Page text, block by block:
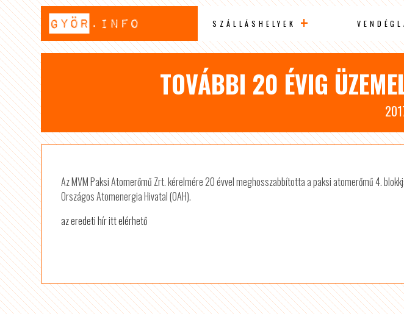
SZÁLLÁSHELYEK
TOVÁBBI 20 ÉVIG
Az MVM Paksi Atomerőmű Zrt. kérelmére 20 évvel meghosszabbította a paksi atomerőmű 4.
Országos Atomenergia Hivatal (OAH).
az eredeti hír itt elérhető